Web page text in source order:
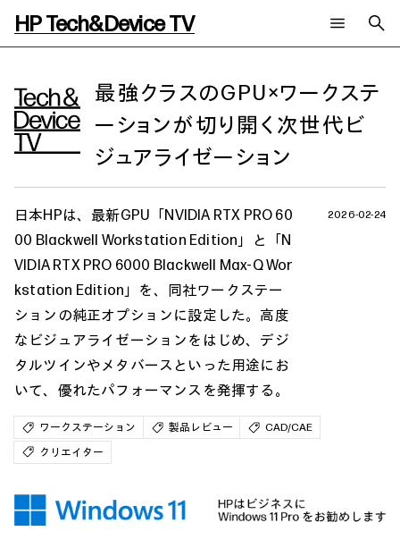
HP Tech&Device TV
全てのコンテンツ
チャンネル
AIの進化と活用事例
教育とテクノロジー
自治体・公共
ハイブリッドワーク
ワークステーション
プリンター
事例
AIワークステーション
Poly
WXP（DEXツール）
タグ一覧
イベント・セミナー情報
コラム一覧
メールニュース会員登録
HP Tech&Device TV 内のコンテンツを検索します。
最強クラスのGPU×ワークステ
ーションが切り開く次世代ビ
ジュアライゼーション
日本HPは、最新GPU「NVIDIA RTX PRO 60
00 Blackwell Workstation Edition」と「N
VIDIA RTX PRO 6000 Blackwell Max-Q Wor
kstation Edition」を、同社ワークステー
ションの純正オプションに設定した。高度
なビジュアライゼーションをはじめ、デジ
タルツインやメタバースといった用途にお
いて、優れたパフォーマンスを発揮する。
2026-02-24
ワークステーション 製品レビュー
CAD/CAE
クリエイター